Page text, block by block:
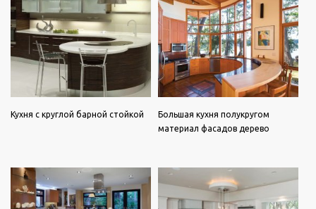
Кухня с круглой барной стойкой
Большая кухня полукругом
материал фасадов дерево